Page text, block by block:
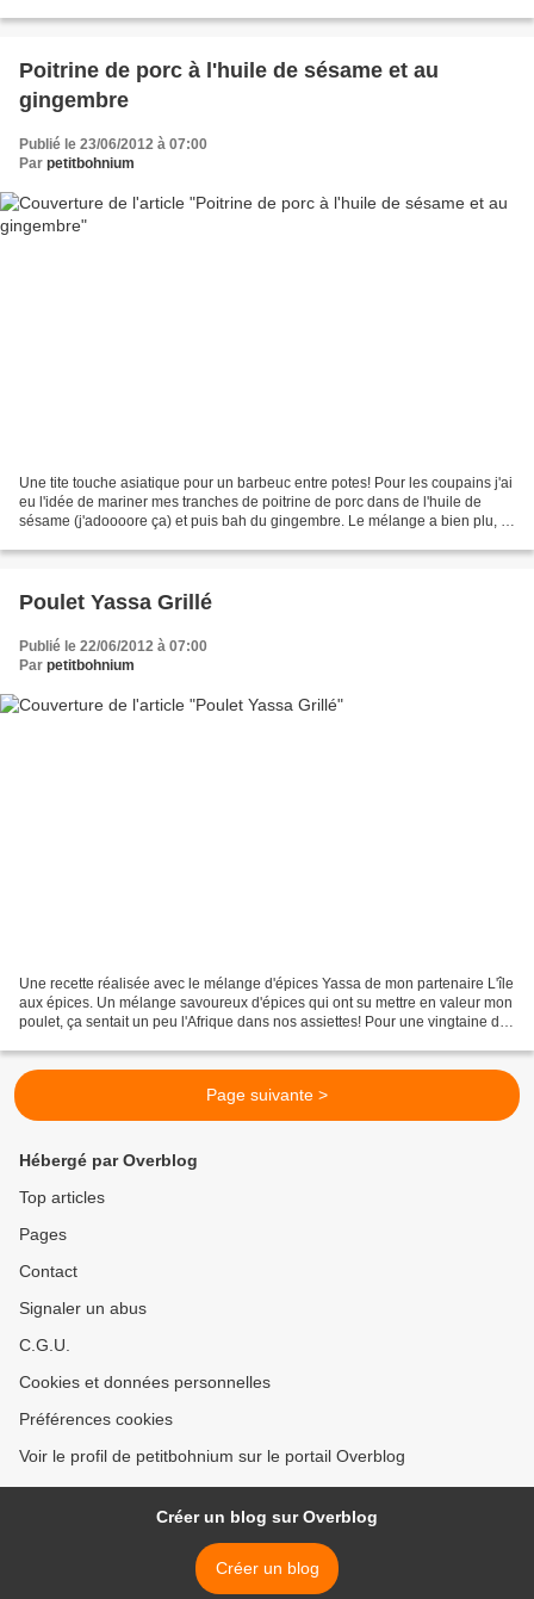
Poitrine de porc à l'huile de sésame et au
gingembre
Publié le 23/06/2012 à 07:00
Par petitbohnium
Une tite touche asiatique pour un barbeuc entre potes! Pour les coupains j'ai
eu l'idée de mariner mes tranches de poitrine de porc dans de l'huile de
sésame (j'adoooore ça) et puis bah du gingembre. Le mélange a bien plu, et
Poulet Yassa Grillé
Publié le 22/06/2012 à 07:00
Par petitbohnium
Une recette réalisée avec le mélange d'épices Yassa de mon partenaire L'île
aux épices. Un mélange savoureux d'épices qui ont su mettre en valeur mon
poulet, ça sentait un peu l'Afrique dans nos assiettes! Pour une vingtaine de
Page suivante >
Hébergé par Overblog
Top articles
Pages
Contact
Signaler un abus
C.G.U.
Cookies et données personnelles
Préférences cookies
Voir le profil de petitbohnium sur le portail Overblog
Créer un blog sur Overblog
Créer un blog